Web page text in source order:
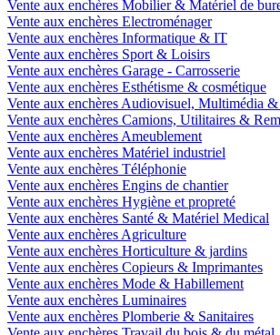
Vente aux enchères Mobilier & Matériel de
Vente aux enchères Electroménager
Vente aux enchères Informatique & IT
Vente aux enchères Sport & Loisirs
Vente aux enchères Garage - Carrosserie
Vente aux enchères Esthétisme & cosmétique
Vente aux enchères Audiovisuel, Multimédia
Vente aux enchères Camions, Utilitaires &
Vente aux enchères Ameublement
Vente aux enchères Matériel industriel
Vente aux enchères Téléphonie
Vente aux enchères Engins de chantier
Vente aux enchères Hygiène et propreté
Vente aux enchères Santé & Matériel Medical
Vente aux enchères Agriculture
Vente aux enchères Horticulture & jardins
Vente aux enchères Copieurs & Imprimantes
Vente aux enchères Mode & Habillement
Vente aux enchères Luminaires
Vente aux enchères Plomberie & Sanitaires